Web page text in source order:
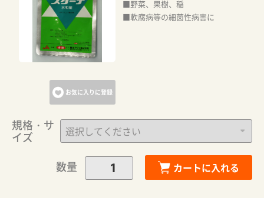
お気に入りに登録
■野菜、果樹、稲
■軟腐病等の細菌性病害に
規格・サ
イズ
数量
カートに入れる